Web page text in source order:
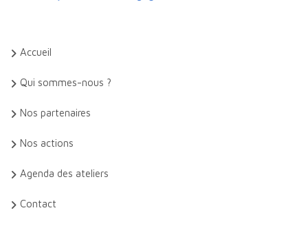
Accueil
Qui sommes-nous ?
Nos partenaires
Nos actions
Agenda des ateliers
Contact